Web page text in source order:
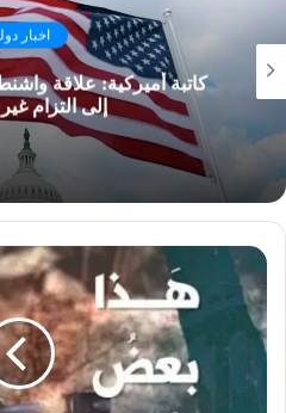
اخبار
كاتبة أميركية: علاقة
إلى التزام